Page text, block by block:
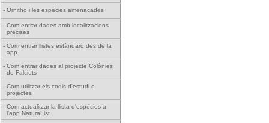
- Ornitho i les espècies amenaçades
- Com entrar dades amb localitzacions
precises
- Com entrar llistes estàndard des de la
app
- Com entrar dades al projecte Colònies
de Falciots
- Com utilitzar els codis d'estudi o
projectes
- Com actualitzar la llista d'espècies a
l'app NaturaList